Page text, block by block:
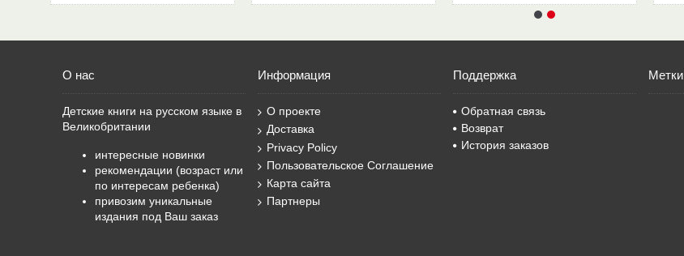
О нас
Детские книги на русском языке в
Великобритании
интересные новинки
рекомендации (возраст или
по интересам ребенка)
привозим уникальные
издания под Ваш заказ
Информация
О проекте
Доставка
Privacy Policy
Пользовательское Соглашение
Карта сайта
Партнеры
Поддержка
Обратная связь
Возврат
История заказов
Метки